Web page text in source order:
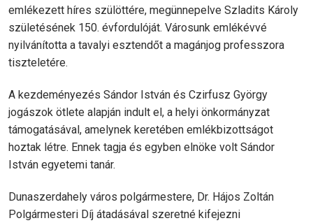
emlékezett híres szülöttére, megünnepelve Szladits Károly
születésének 150. évfordulóját. Városunk emlékévvé
nyilvánította a tavalyi esztendőt a magánjog professzora
tiszteletére.
A kezdeményezés Sándor István és Czirfusz György
jogászok ötlete alapján indult el, a helyi önkormányzat
támogatásával, amelynek keretében emlékbizottságot
hoztak létre. Ennek tagja és egyben elnöke volt Sándor
István egyetemi tanár.
Dunaszerdahely város polgármestere, Dr. Hájos Zoltán
Polgármesteri Díj átadásával szeretné kifejezni